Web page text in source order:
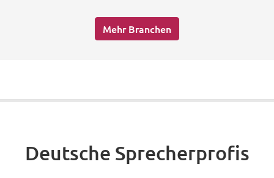
Mehr Branchen
Deutsche Sprecherprofis